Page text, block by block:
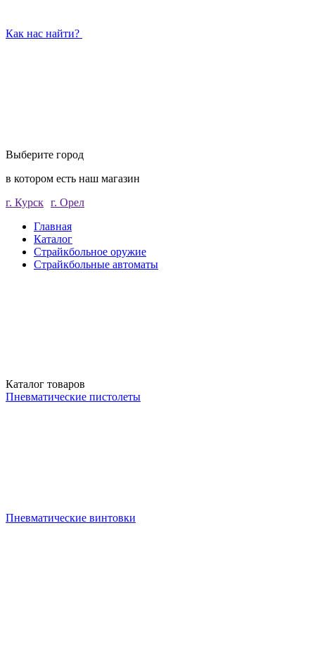
Как нас найти?
Выберите город
в котором есть наш магазин
г. Курск г. Орел
Главная
Каталог
Страйкбольное оружие
Страйкбольные автоматы
Каталог товаров
Пневматические пистолеты
Пневматические винтовки